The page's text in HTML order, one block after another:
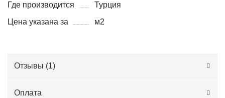
Где производится
Турция
Цена указана за
м2
Отзывы (1)
Оплата